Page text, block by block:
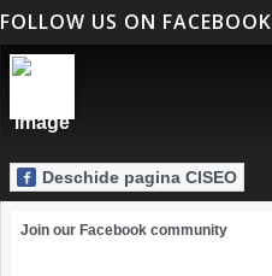
FOLLOW US ON FACEBOOK
Deschide pagina CISEO
Join our Facebook community